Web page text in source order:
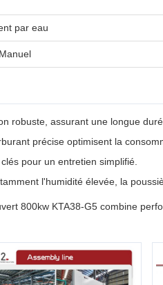
par eau
robuste, assurant une longue
précise optimisent la
pour un entretien simplifié.
l'humidité élevée, la
800kw KTA38-G5 combine